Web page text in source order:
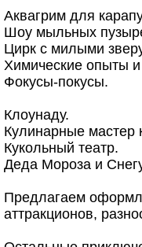
Аквагрим для
Шоу мыльных
Цирк с милыми
Химические опыты
Фокусы-покусы.
Клоунаду.
Кулинарные мастер
Кукольный театр.
Деда Мороза и
Предлагаем
аттракционов,